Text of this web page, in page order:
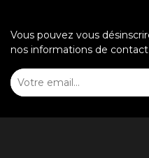
Vous pouvez vous
nos informations de